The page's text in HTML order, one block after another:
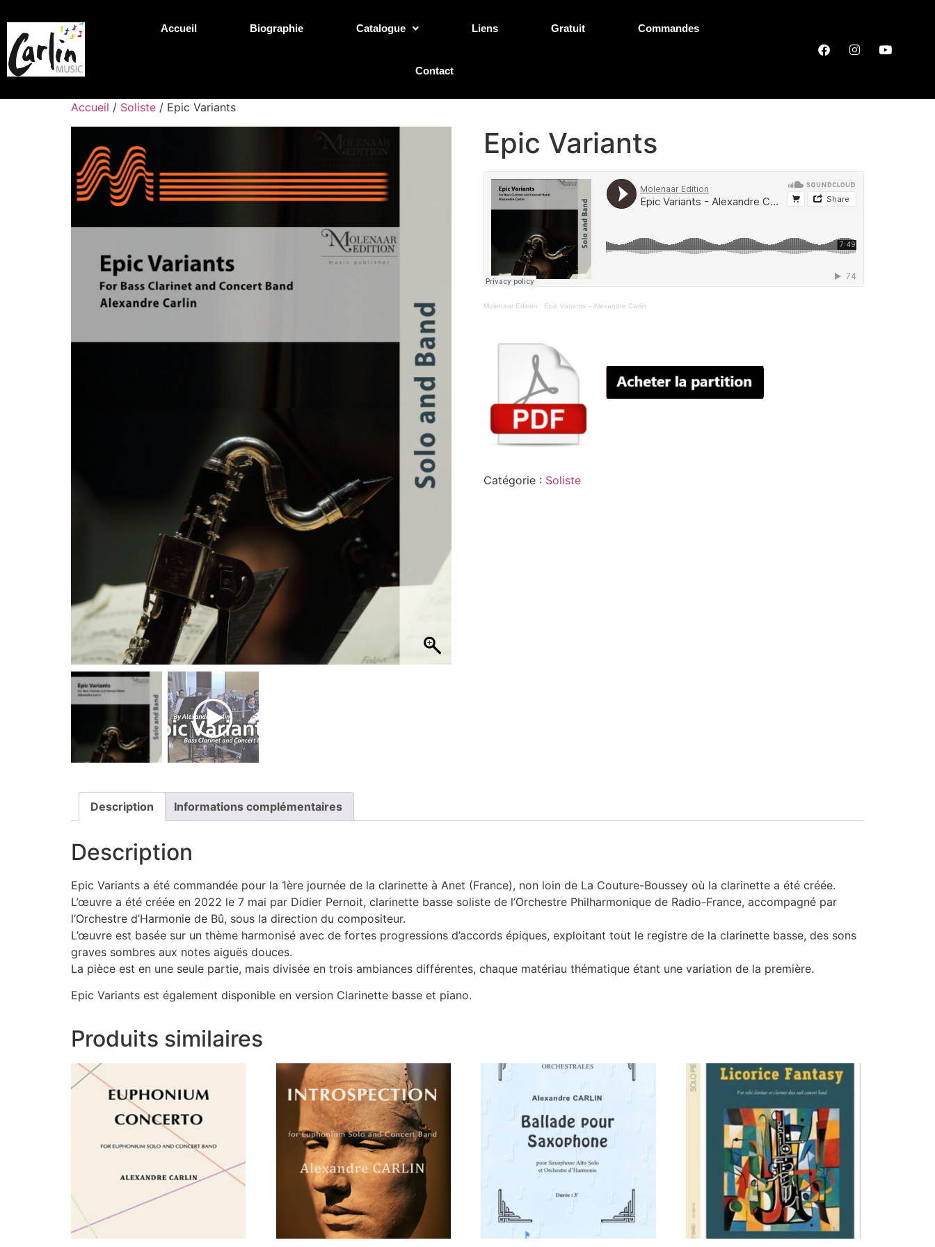
Accueil Biographie Catalogue Liens Gratuit Commandes
Contact
Accueil / Soliste / Epic Variants
Epic Variants
Molenaar Edition · Epic Variants – Alexandre Carlin
Catégorie : Soliste
Description Informations complémentaires
Description
Epic Variants a été commandée pour la 1ère journée de la clarinette à Anet (France), non loin de La Couture-Boussey où la clarinette a été créée.
L’œuvre a été créée en 2022 le 7 mai par Didier Pernoit, clarinette basse soliste de l’Orchestre Philharmonique de Radio-France, accompagné par
l’Orchestre d’Harmonie de Bû, sous la direction du compositeur.
L’œuvre est basée sur un thème harmonisé avec de fortes progressions d’accords épiques, exploitant tout le registre de la clarinette basse, des sons
graves sombres aux notes aiguës douces.
La pièce est en une seule partie, mais divisée en trois ambiances différentes, chaque matériau thématique étant une variation de la première.
Epic Variants est également disponible en version Clarinette basse et piano.
Produits similaires